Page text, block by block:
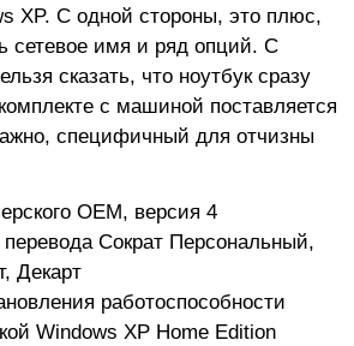
XP. С одной стороны, это плюс,
сетевое имя и ряд опций. С
сказать, что ноутбук сразу
с машиной поставляется
специфичный для отчизны
OEM, версия 4
Сократ Персональный,
Декарт
работоспособности
Windows XP Home Edition